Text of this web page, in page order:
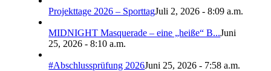
Projekttage 2026 – SporttagJuli 2, 2026 - 8:09 a.m.
MIDNIGHT Masquerade – eine „heiße“ B...Juni
25, 2026 - 8:10 a.m.
#Abschlussprüfung 2026Juni 25, 2026 - 7:58 a.m.